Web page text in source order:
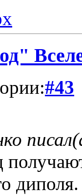
#43
диполя.